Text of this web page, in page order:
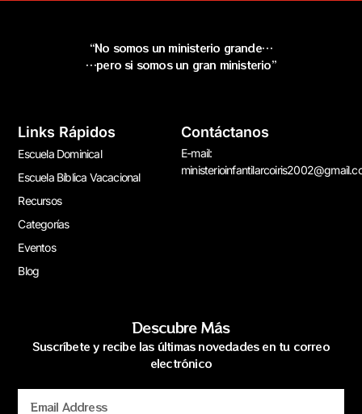
“No somos un ministerio grande…
…pero si somos un gran ministerio”
Links Rápidos
Escuela Dominical
Escuela Bíblica Vacacional
Recursos
Categorías
Eventos
Blog
Contáctanos
E-mail:
Descubre Más
Suscríbete y recibe las últimas novedades en tu correo
electrónico